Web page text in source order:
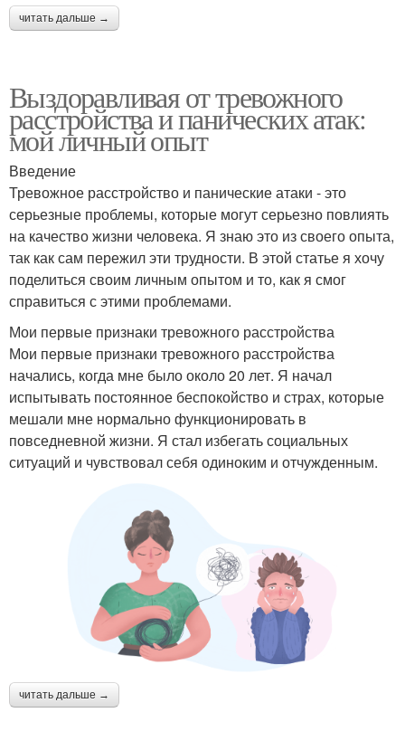
читать дальше →
Выздоравливая от тревожного
расстройства и панических атак:
мой личный опыт
Введение
Тревожное расстройство и панические атаки - это
серьезные проблемы, которые могут серьезно повлиять
на качество жизни человека. Я знаю это из своего опыта,
так как сам пережил эти трудности. В этой статье я хочу
поделиться своим личным опытом и то, как я смог
справиться с этими проблемами.
Мои первые признаки тревожного расстройства
Мои первые признаки тревожного расстройства
начались, когда мне было около 20 лет. Я начал
испытывать постоянное беспокойство и страх, которые
мешали мне нормально функционировать в
повседневной жизни. Я стал избегать социальных
ситуаций и чувствовал себя одиноким и отчужденным.
читать дальше →